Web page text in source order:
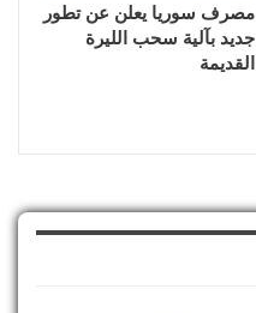
مصرف سوريا يعلن عن تطور
جديد بآلية سحب الليرة
القديمة